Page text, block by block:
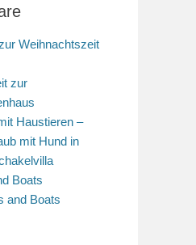
Weihnachtszeit
zur
Haustieren –
mit Hund in
Boats
and Boats